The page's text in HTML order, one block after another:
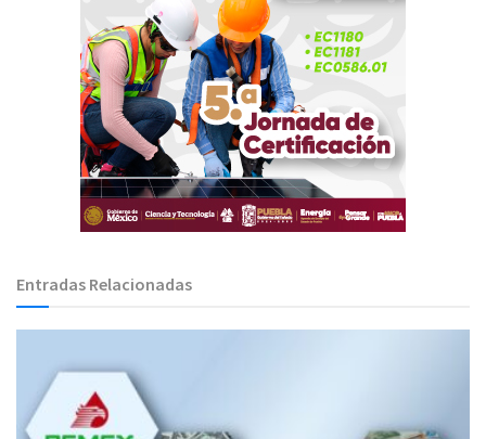
Entradas Relacionadas